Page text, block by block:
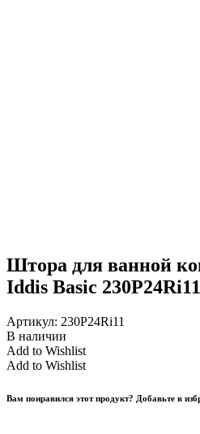
Штора для ванной
Iddis Basic 230P24Ri11
Артикул: 230P24Ri11
В наличии
Add to Wishlist
Add to Wishlist
Вам понравился этот продукт? Добавьте в